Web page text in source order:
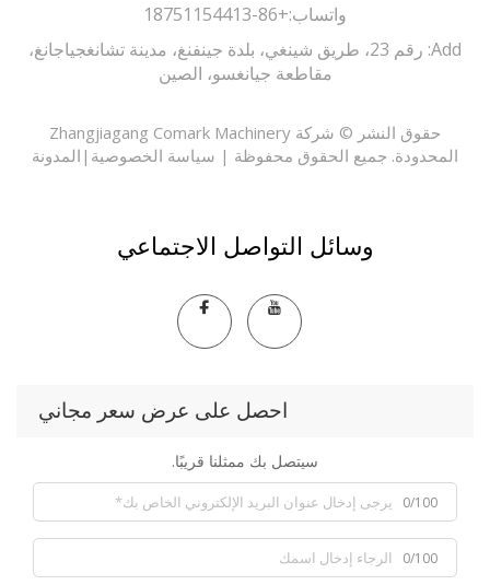
واتساب:+86-18751154413
Add: رقم 23، طريق شينغي، بلدة جينفنغ، مدينة تشانغجياجانغ،
مقاطعة جيانغسو، الصين
حقوق النشر © شركة Zhangjiagang Comark Machinery
جميع الحقوق محفوظة |سياسة الخصوصية|المدونة
وسائل التواصل الاجتماعي
احصل على عرض سعر مجاني
سيتصل بك ممثلنا قريبًا.